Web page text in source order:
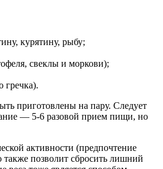
курятину, рыбу;
свеклы и моркови);
гречка).
приготовлены на пару. Следует
— 5-6 разовой прием пищи, но
активности (предпочтение
также позволит сбросить лишний